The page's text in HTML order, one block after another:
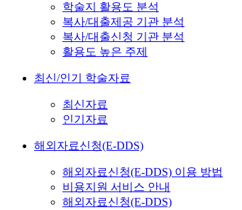
학술지 활용도 분석
복사/대출제공 기관 분석
복사/대출신청 기관 분석
활용도 높은 주제
최신/인기 학술자료
최신자료
인기자료
해외자료신청(E-DDS)
해외자료신청(E-DDS) 이용 방법
비용지원 서비스 안내
해외자료신청(E-DDS)